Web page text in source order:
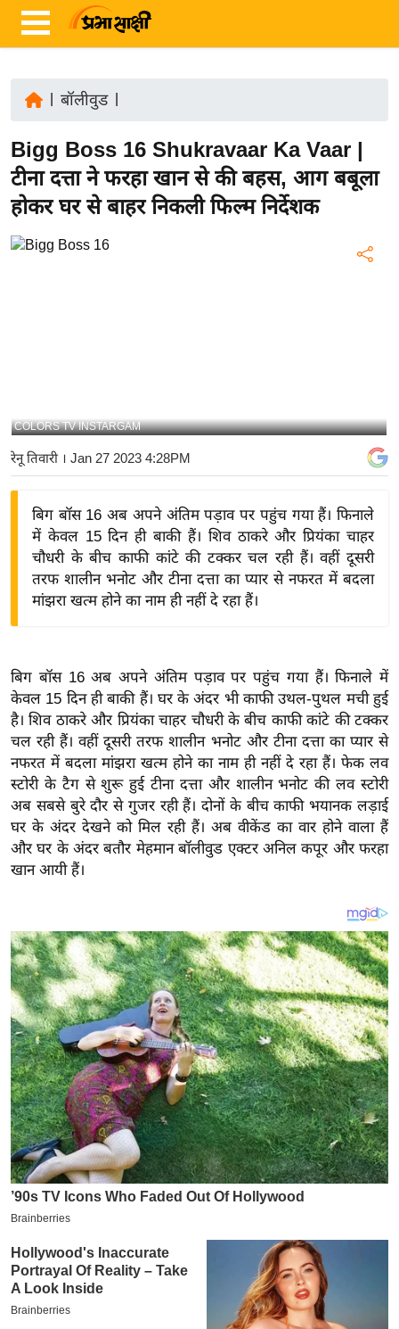
ज़ा
ख
ब
र
रा
य
बि
ज़
वि
शे
ष
ज्ञ
रा
य
ब
ज
ट
ल
क्रि
के
ट
I
P
L
2
0
2
6
क्रा
इ
म
ई
-
पे
बॉलीवुड|
Bigg Boss 16 Shukravaar Ka Vaar |
टीना दत्ता ने फरहा खान से की बहस, आग बबूला
होकर घर से बाहर निकली फिल्म निर्देशक
COLORS TV INSTARGAM
रेनू तिवारी । Jan 27 2023 4:28PM
बिग बॉस 16 अब अपने अंतिम पड़ाव पर पहुंच गया हैं। फिनाले
में केवल 15 दिन ही बाकी हैं। शिव ठाकरे और प्रियंका चाहर
चौधरी के बीच काफी कांटे की टक्कर चल रही हैं। वहीं दूसरी
तरफ शालीन भनोट और टीना दत्ता का प्यार से नफरत में बदला
मांझरा खत्म होने का नाम ही नहीं दे रहा हैं।
बिग बॉस 16 अब अपने अंतिम पड़ाव पर पहुंच गया हैं। फिनाले में
केवल 15 दिन ही बाकी हैं। घर के अंदर भी काफी उथल-पुथल मची हुई
है। शिव ठाकरे और प्रियंका चाहर चौधरी के बीच काफी कांटे की टक्कर
चल रही हैं। वहीं दूसरी तरफ शालीन भनोट और टीना दत्ता का प्यार से
नफरत में बदला मांझरा खत्म होने का नाम ही नहीं दे रहा हैं। फेक लव
स्टोरी के टैग से शुरू हुई टीना दत्ता और शालीन भनोट की लव स्टोरी
अब सबसे बुरे दौर से गुजर रही हैं। दोनों के बीच काफी भयानक लड़ाई
घर के अंदर देखने को मिल रही हैं। अब वीकेंड का वार होने वाला हैं
और घर के अंदर बतौर मेहमान बॉलीवुड एक्टर अनिल कपूर और फरहा
खान आयी हैं।